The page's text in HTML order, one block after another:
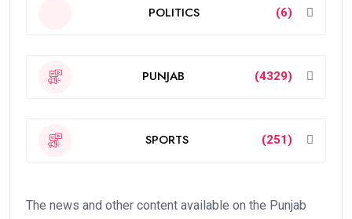
POLITICS (6)
PUNJAB (4329)
SPORTS (251)
The news and other content available on the Punjab